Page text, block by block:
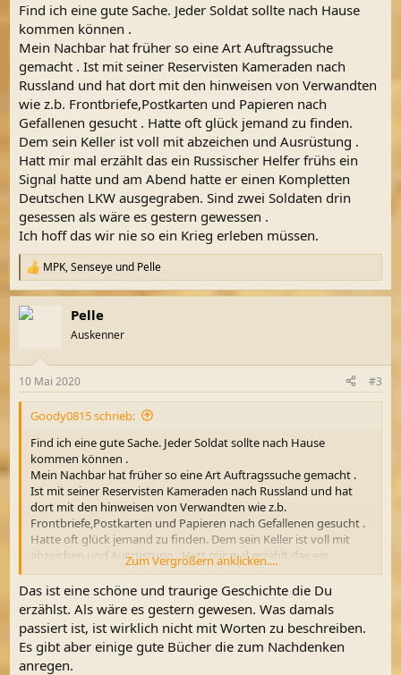
Find ich eine gute Sache. Jeder Soldat sollte nach Hause
kommen können .
Mein Nachbar hat früher so eine Art Auftragssuche
gemacht . Ist mit seiner Reservisten Kameraden nach
Russland und hat dort mit den hinweisen von Verwandten
wie z.b. Frontbriefe,Postkarten und Papieren nach
Gefallenen gesucht . Hatte oft glück jemand zu finden.
Dem sein Keller ist voll mit abzeichen und Ausrüstung .
Hatt mir mal erzählt das ein Russischer Helfer frühs ein
Signal hatte und am Abend hatte er einen Kompletten
Deutschen LKW ausgegraben. Sind zwei Soldaten drin
gesessen als wäre es gestern gewessen .
Ich hoff das wir nie so ein Krieg erleben müssen.
R
e
a
k
e
n
MPK,Senseye und Pelle
Pelle
Auskenner
10 Mai 2020 #3
Goody0815 schrieb:
Find ich eine gute Sache. Jeder Soldat sollte nach Hause
kommen können .
Mein Nachbar hat früher so eine Art Auftragssuche gemacht .
Ist mit seiner Reservisten Kameraden nach Russland und hat
dort mit den hinweisen von Verwandten wie z.b.
Frontbriefe,Postkarten und Papieren nach Gefallenen gesucht .
Hatte oft glück jemand zu finden. Dem sein Keller ist voll mit
abzeichen und Ausrüstung . Hatt mir mal erzählt das ein
Russischer Helfer frühs ein Signal hatte und am Abend hatte er
einen Kompletten Deutschen LKW ausgegraben. Sind zwei
Soldaten drin gesessen als wäre es gestern gewessen .
Ich hoff das wir nie so ein Krieg erleben müssen.
Zum Vergrößern anklicken....
Das ist eine schöne und traurige Geschichte die Du
erzählst. Als wäre es gestern gewesen. Was damals
passiert ist, ist wirklich nicht mit Worten zu beschreiben.
Es gibt aber einige gute Bücher die zum Nachdenken
anregen.